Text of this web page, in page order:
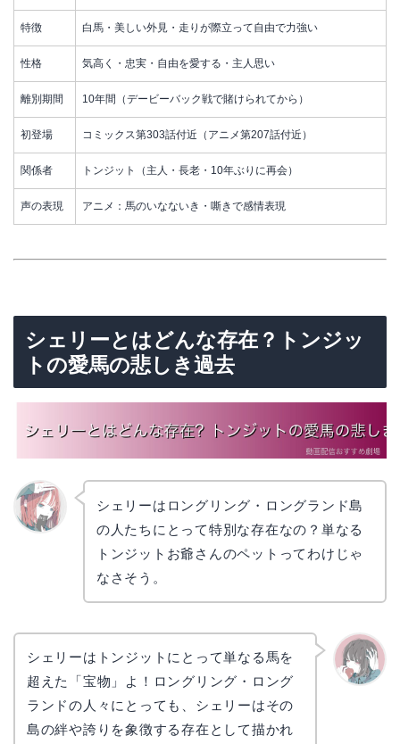
特徴 白馬・美しい外見・走りが際立って自由で力強い
性格 気高く・忠実・自由を愛する・主人思い
離別期間 10年間（デービーバック戦で賭けられてから）
初登場 コミックス第303話付近（アニメ第207話付近）
関係者 トンジット（主人・長老・10年ぶりに再会）
声の表現 アニメ：馬のいなないき・嘶きで感情表現
シェリーとはどんな存在？トンジッ
トの愛馬の悲しき過去
シェリーはロングリング・ロングランド島
の人たちにとって特別な存在なの？単なる
トンジットお爺さんのペットってわけじゃ
なさそう。
シェリーはトンジットにとって単なる馬を
超えた「宝物」よ！ロングリング・ロング
ランドの人々にとっても、シェリーはその
島の絆や誇りを象徴する存在として描かれ